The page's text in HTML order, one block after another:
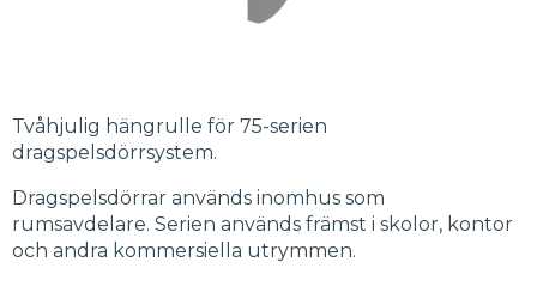
Tvåhjulig hängrulle för 75-serien
dragspelsdörrsystem.
Dragspelsdörrar används inomhus som
rumsavdelare. Serien används främst i skolor, kontor
och andra kommersiella utrymmen.